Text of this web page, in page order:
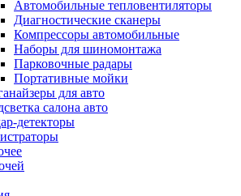
Автомобильные тепловентиляторы
Диагностические сканеры
Компрессоры автомобильные
Наборы для шиномонтажа
Парковочные радары
Портативные мойки
для авто
салона авто
детекторы